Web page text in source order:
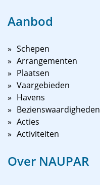
Aanbod
Schepen
Arrangementen
Plaatsen
Vaargebieden
Havens
Bezienswaardigheden
Acties
Activiteiten
Over NAUPAR